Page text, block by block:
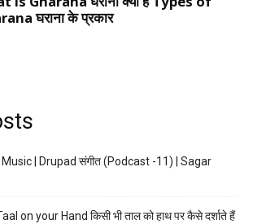
| Drupad संगीत (Podcast -11) | Sagar
on your Hand किसी भी ताल को हाथ पर कैसे दर्शाते हैं